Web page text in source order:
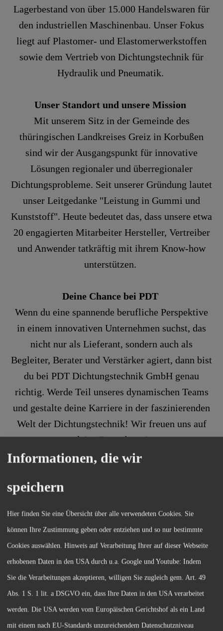
Lagerbestand von über 15.000 Handelswaren für
den industriellen Maschinenbau. Unser Fokus
liegt auf Plastomer- und Elastomerwerkstoffen
sowie dem Vertrieb von Dichtungstechnik für
Hydraulik und Pneumatik.
Unser Standort und unsere Mission
Mit unserem Sitz in der Gemeinde des
thüringischen Landkreises Greiz in Korbußen
sind wir der Ausgangspunkt für innovative
Lösungen regionaler und überregionaler
Dichtungsprobleme. Seit unserer Gründung lautet
unser Leitgedanke "Leistung in Gummi und
Kunststoff". Heute bedeutet das, dass unsere etwa
20 engagierten Mitarbeiter Hersteller, Vertreiber
und Anwender tatkräftig mit ihrem Know-how
unterstützen.
Deine Chance bei PDT
Wenn du eine spannende berufliche Perspektive
in einem innovativen Unternehmen suchst, das
nicht nur als Lieferant, sondern auch als
Begleiter, Berater und Verstärker agiert, dann bist
du bei PDT Dichtungstechnik GmbH genau
richtig. Werde Teil unseres dynamischen Teams
und gestalte deine Karriere in der faszinierenden
Welt der Dichtungstechnik! Wir freuen uns auf
deine Bewerbung!
„Ich arbeite gern bei PDT, weil ich gut
eingearbeitet werde, meine Arbeitskollegen
freundlich und hilfsbereit sind und mir die
Arbeit bei PDT Spaß macht. “
Informationen, die wir
speichern
Hier finden Sie eine Übersicht über alle verwendeten Cookies. Sie
können Ihre Zustimmung geben oder entziehen und so nur bestimmte
Cookies auswählen. Hinweis auf Verarbeitung Ihrer auf dieser Webseite
erhobenen Daten in den USA durch u.a. Google und Youtube: Indem
Sie die Verarbeitungen akzeptieren, willigen Sie zugleich gem. Art. 49
Abs. 1 S. 1 lit. a DSGVO ein, dass Ihre Daten in den USA verarbeitet
werden. Die USA werden vom Europäischen Gerichtshof als ein Land
mit einem nach EU-Standards unzureichendem Datenschutzniveau